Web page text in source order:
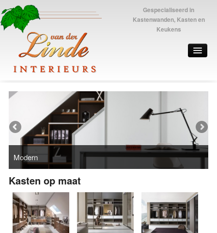
Modern
Kasten op maat
Gespecialiseerd in
Kastenwanden, Kasten en
Keukens